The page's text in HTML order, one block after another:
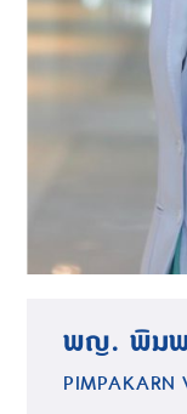
พญ. พิมพ
PIMPAKARN